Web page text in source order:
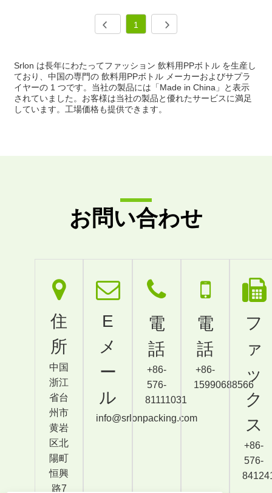
1
Srlon は長年にわたってファッション 飲料用PPボトル を生産し
ており、中国の専門の 飲料用PPボトル メーカーおよびサプラ
イヤーの 1 つです。当社の製品には「Made in China」と表示
されていました。お客様は当社の製品と優れたサービスに満足
しています。工場価格も提供できます。
お問い合わせ
住
所
中国
浙江
省台
州市
黄岩
区北
陽町
恒興
路7
E
メ
ー
ル
info@srlonpacking.com
電
話
+86-
576-
81111031
電
話
+86-
15990688566
フ
ァ
ッ
ク
ス
+86-
576-